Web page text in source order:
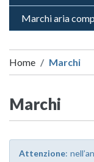
Marchi aria
Home Marchi
Marchi
Attenzione: